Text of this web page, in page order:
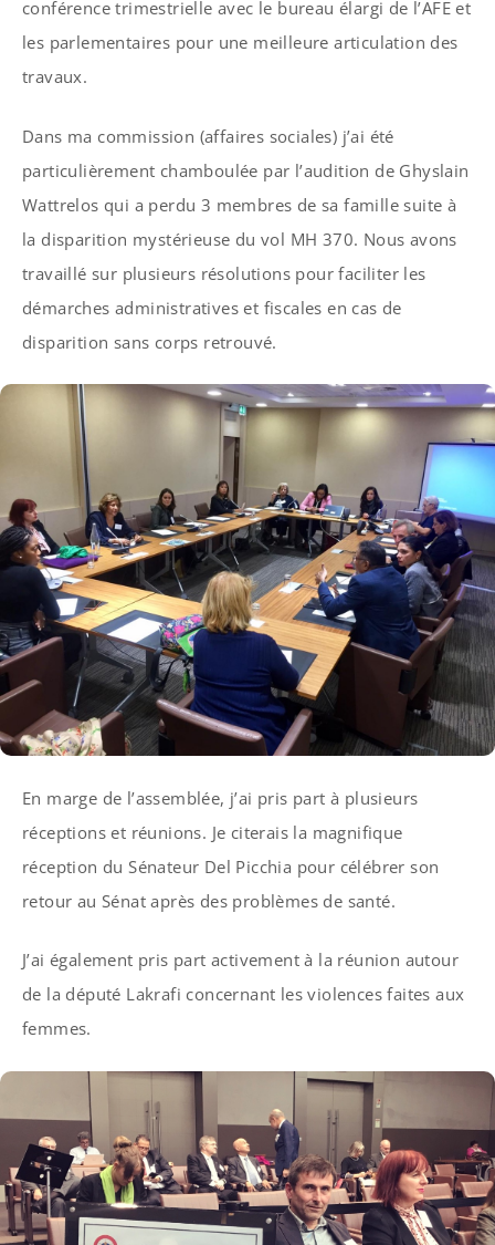
conférence trimestrielle avec le bureau élargi de l’AFE et
les parlementaires pour une meilleure articulation des
travaux.
Dans ma commission (affaires sociales) j’ai été
particulièrement chamboulée par l’audition de Ghyslain
Wattrelos qui a perdu 3 membres de sa famille suite à
la disparition mystérieuse du vol MH 370. Nous avons
travaillé sur plusieurs résolutions pour faciliter les
démarches administratives et fiscales en cas de
disparition sans corps retrouvé.
En marge de l’assemblée, j’ai pris part à plusieurs
réceptions et réunions. Je citerais la magnifique
réception du Sénateur Del Picchia pour célébrer son
retour au Sénat après des problèmes de santé.
J’ai également pris part activement à la réunion autour
de la député Lakrafi concernant les violences faites aux
femmes.